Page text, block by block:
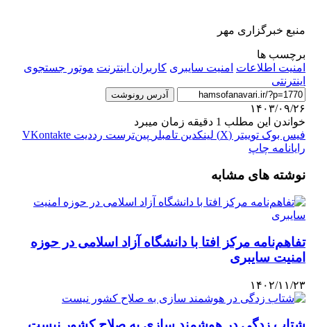
منبع خبرگزاری مهر
برچسب ها
امنیت اطلاعات امنیت سایبری کاربران اینترنت موتور جستجوی
اینترنتی
آدرس رونوشت
۱۴۰۳/۰۹/۲۶
خواندن این مطلب 1 دقیقه زمان میبرد
فیس بوک توییتر (X) لینکدین ‫تامبلر ‫پین‌ترست ‫رددیت ‫VKontakte
رایانامه چاپ
نوشته های مشابه
تفاهم‌نامه مرکز افتا با دانشگاه آزاد اسلامی در حوزه
امنیت سایبری
۱۴۰۲/۱۱/۲۳